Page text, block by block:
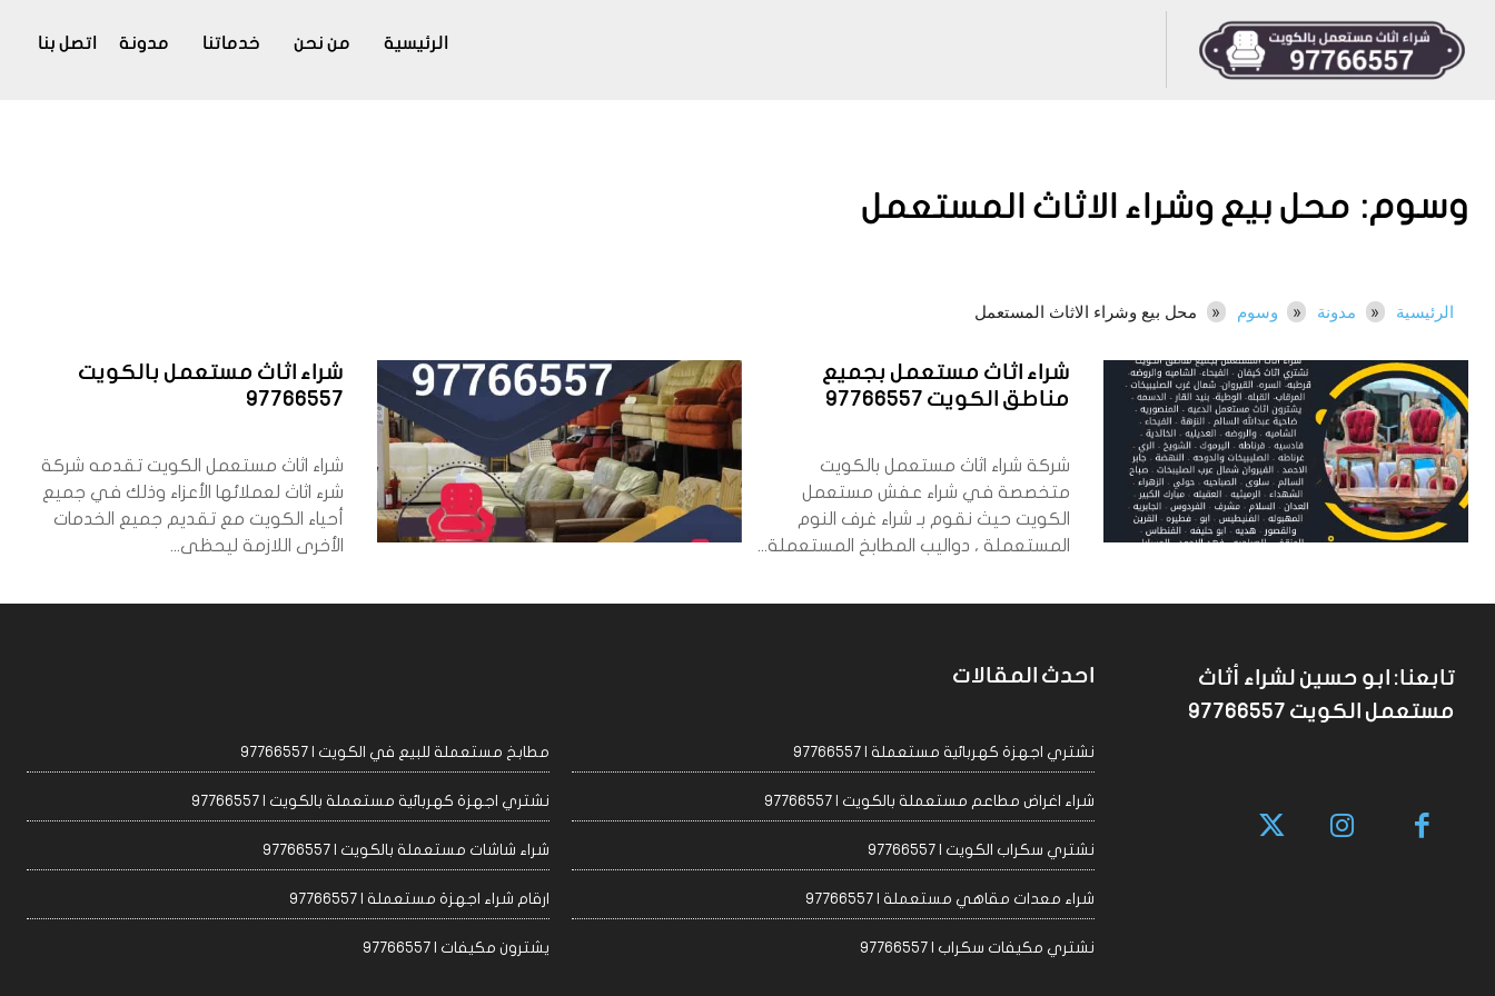
الرئيسية من نحن خدماتنا مدونة اتصل بنا
وسوم: محل بيع وشراء الاثاث المستعمل
الرئيسية مدونة وسوم محل بيع وشراء الاثاث المستعمل
شراء اثاث مستعمل بجميع
مناطق الكويت 97766557
شركة شراء اثاث مستعمل بالكويت
متخصصة في شراء عفش مستعمل
الكويت حيث نقوم بـ شراء غرف النوم
المستعملة ، دواليب المطابخ المستعملة...
شراء اثاث مستعمل بالكويت
97766557
شراء اثاث مستعمل الكويت تقدمه شركة
شرء اثاث لعملائها الأعزاء وذلك في جميع
أحياء الكويت مع تقديم جميع الخدمات
الأخرى اللازمة ليحظى...
احدث المقالات
نشتري اجهزة كهربائية مستعملة | 97766557 مطابخ مستعملة للبيع في الكويت | 97766557
شراء اغراض مطاعم مستعملة بالكويت | 97766557 نشتري اجهزة كهربائية مستعملة بالكويت | 97766557
نشتري سكراب الكويت | 97766557 شراء شاشات مستعملة بالكويت | 97766557
شراء معدات مقاهي مستعملة | 97766557 ارقام شراء اجهزة مستعملة | 97766557
نشتري مكيفات سكراب | 97766557 يشترون مكيفات | 97766557
تابعنا: ابو حسين لشراء أثاث
مستعمل الكويت 97766557